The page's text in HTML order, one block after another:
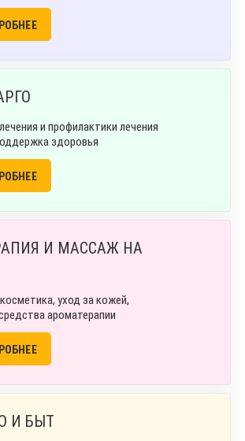
и профилактики лечения
здоровья
И МАССАЖ НА
уход за кожей,
ароматерапии
И БЫТ